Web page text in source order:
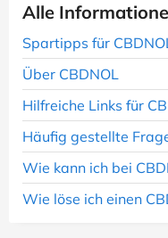
Alle
Spartipps für
Über CBDNOL
Hilfreiche Links für
Häufig gestellte
Wie kann ich bei
Wie löse ich einen